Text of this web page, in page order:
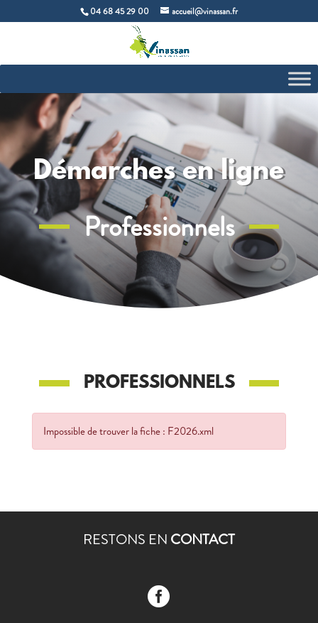
04 68 45 29 00 accueil@vinassan.fr
Démarches en ligne
Professionnels
PROFESSIONNELS
Impossible de trouver la fiche : F2026.xml
RESTONS EN CONTACT
